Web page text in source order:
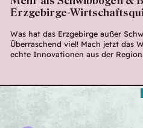
Erzgebirge-
Was hat das Erzgebirge außer
Überraschend viel! Mach jetzt das
echte Innovationen aus der Region.